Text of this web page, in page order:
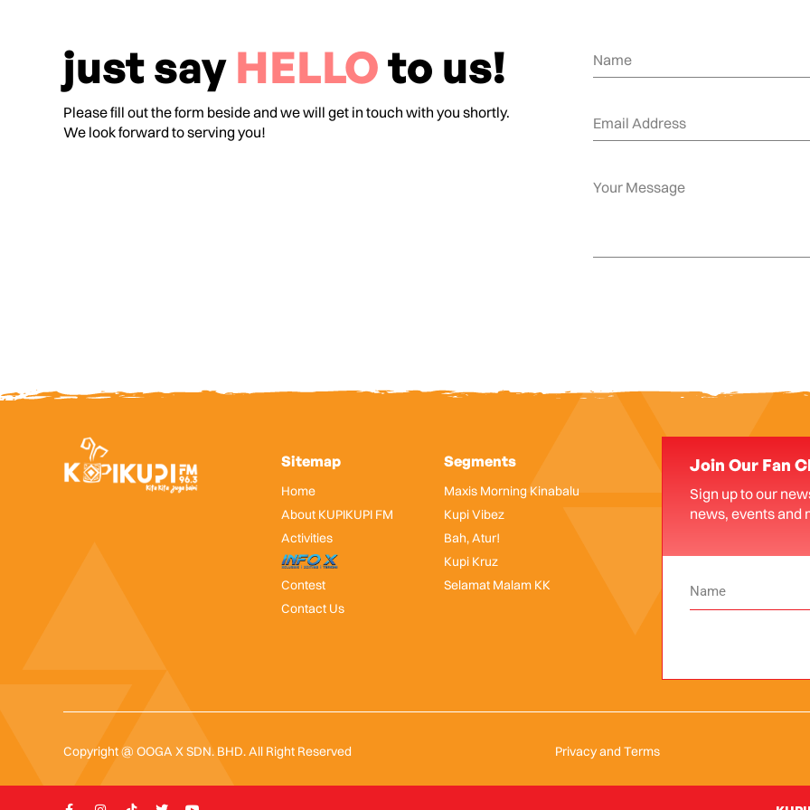
just say HELLOto us!
Please fill out the form beside and we will get in touch with you shortly.
We look forward to serving you!
Sitemap
Home
About KUPIKUPI FM
Activities
InfoX
Contest
Contact Us
Segments
Maxis Morning Kinabalu
Kupi Vibez
Bah, Atur!
Kupi Kruz
Selamat Malam KK
Join Our Fan
Sign up to our
news, events and
Copyright @ OOGA X SDN. BHD. All Right Reserved Privacy and Terms